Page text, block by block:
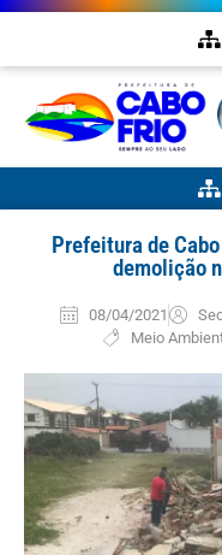
Prefeitura de
demolição
08/04/2021
Meio